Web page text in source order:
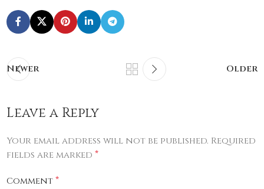
Newer Older
Leave a Reply
Your email address will not be published. Required
fields are marked*
Comment*